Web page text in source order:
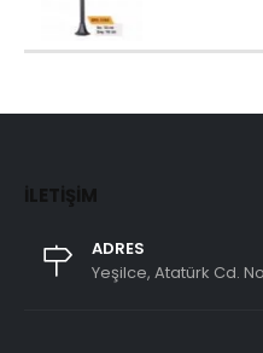
İLETIŞIM
ADRES
Yeşilce, Atatürk Cd.